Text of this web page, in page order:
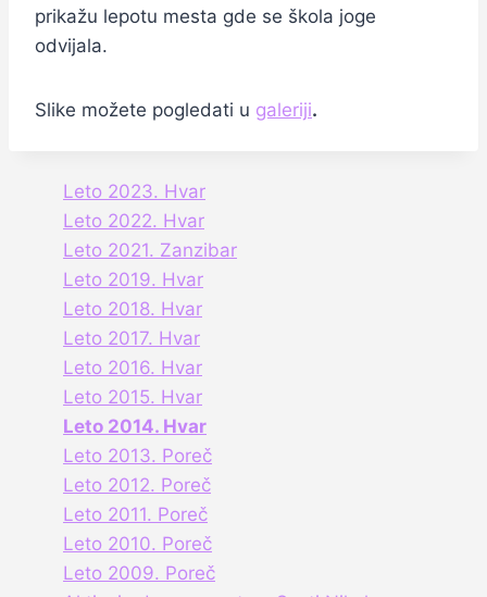
prikažu lepotu mesta gde se škola joge
odvijala.
Slike možete pogledati u galeriji.
Leto 2023. Hvar
Leto 2022. Hvar
Leto 2021. Zanzibar
Leto 2019. Hvar
Leto 2018. Hvar
Leto 2017. Hvar
Leto 2016. Hvar
Leto 2015. Hvar
Leto 2014. Hvar
Leto 2013. Poreč
Leto 2012. Poreč
Leto 2011. Poreč
Leto 2010. Poreč
Leto 2009. Poreč